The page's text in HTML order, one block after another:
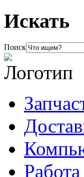
Искать
Поиск